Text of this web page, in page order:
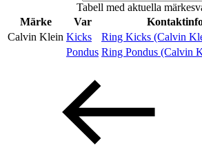
Evenemang
Kundklubb
Inspiration
Tabell med aktuella
Märke
Var
Calvin Klein Kicks Ring Kicks (Calvin
Pondus Ring Pondus (Calvin